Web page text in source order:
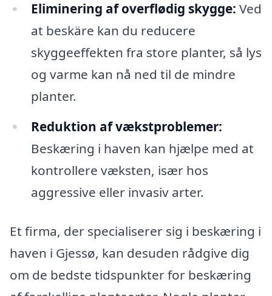
Eliminering af overflødig skygge: Ved
at beskäre kan du reducere
skyggeeffekten fra store planter, så lys
og varme kan nå ned til de mindre
planter.
Reduktion af vækstproblemer:
Beskæring i haven kan hjælpe med at
kontrollere væksten, især hos
aggressive eller invasiv arter.
Et firma, der specialiserer sig i beskæring i
haven i Gjessø, kan desuden rådgive dig
om de bedste tidspunkter for beskæring